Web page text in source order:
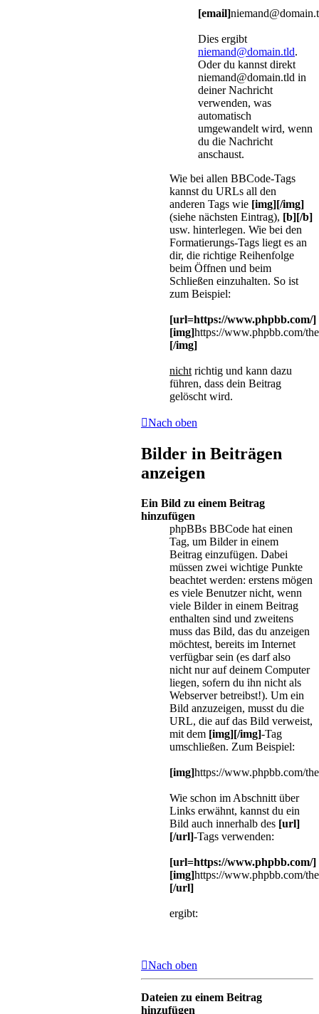
[email]
Dies ergibt
niemand@domain.tld.
Oder du kannst direkt
niemand@domain.tld in
deiner Nachricht
verwenden, was
automatisch
umgewandelt wird, wenn
du die Nachricht
anschaust.
Wie bei allen BBCode-Tags
kannst du URLs all den
anderen Tags wie [img][/img]
(siehe nächsten Eintrag), [b][/b]
usw. hinterlegen. Wie bei den
Formatierungs-Tags liegt es an
dir, die richtige Reihenfolge
beim Öffnen und beim
Schließen einzuhalten. So ist
zum Beispiel:
[url=https://www.phpbb.com/]
[img]https://www.phpbb.com/
[/img]
nicht richtig und kann dazu
führen, dass dein Beitrag
gelöscht wird.
Nach oben
Bilder in Beiträgen
anzeigen
Ein Bild zu einem Beitrag
hinzufügen
phpBBs BBCode hat einen
Tag, um Bilder in einem
Beitrag einzufügen. Dabei
müssen zwei wichtige Punkte
beachtet werden: erstens mögen
es viele Benutzer nicht, wenn
viele Bilder in einem Beitrag
enthalten sind und zweitens
muss das Bild, das du anzeigen
möchtest, bereits im Internet
verfügbar sein (es darf also
nicht nur auf deinem Computer
liegen, sofern du ihn nicht als
Webserver betreibst!). Um ein
Bild anzuzeigen, musst du die
URL, die auf das Bild verweist,
mit dem [img][/img]-Tag
umschließen. Zum Beispiel:
[img]https://www.phpbb.com/
Wie schon im Abschnitt über
Links erwähnt, kannst du ein
Bild auch innerhalb des [url]
[/url]-Tags verwenden:
[url=https://www.phpbb.com/]
[img]https://www.phpbb.com/
[/url]
ergibt:
Nach oben
Dateien zu einem Beitrag
hinzufügen